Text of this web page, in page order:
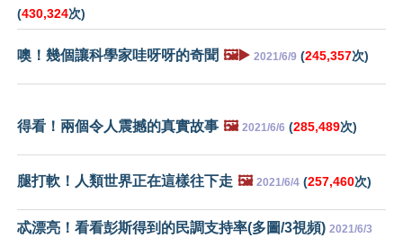
(430,324次)
噢！幾個讓科學家哇呀呀的奇聞 🖼️▶️ 2021/6/9 (245,357次)
得看！兩個令人震撼的真實故事 🖼️ 2021/6/6 (285,489次)
腿打軟！人類世界正在這樣往下走 🖼️ 2021/6/4 (257,460次)
忒漂亮！看看彭斯得到的民調支持率(多圖/3視頻) 2021/6/3